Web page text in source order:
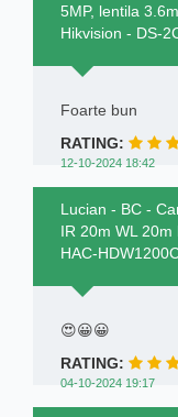
5MP, lentila
Hikvision - DS-
Foarte bun
RATING:
12-10-2024 18:42
Lucian - BC -
IR 20m WL
HAC-
😍😀😀
RATING:
04-10-2024 19:17